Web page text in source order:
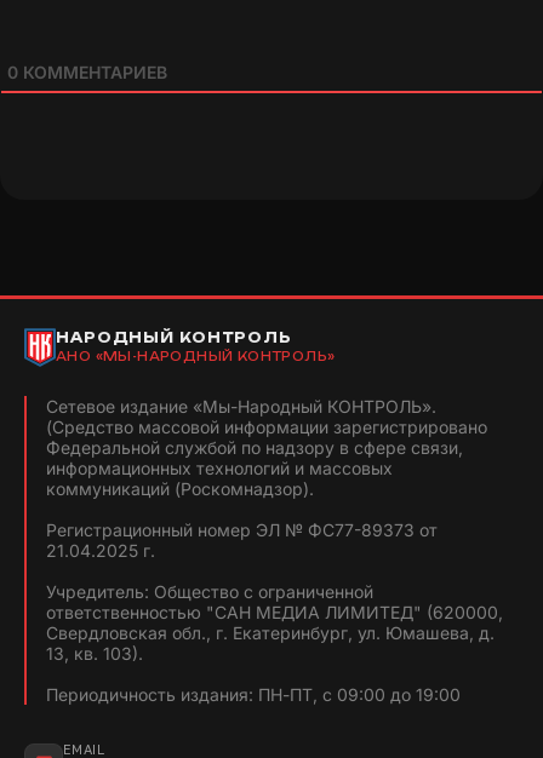
0 КОММЕНТАРИЕВ
НАРОДНЫЙ КОНТРОЛЬ
АНО «МЫ-НАРОДНЫЙ КОНТРОЛЬ»
Сетевое издание «Мы-Народный КОНТРОЛЬ».
(Средство массовой информации зарегистрировано
Федеральной службой по надзору в сфере связи,
информационных технологий и массовых
коммуникаций (Роскомнадзор).
Регистрационный номер ЭЛ № ФС77-89373 от
21.04.2025 г.
Учредитель: Общество с ограниченной
ответственностью "САН МЕДИА ЛИМИТЕД" (620000,
Свердловская обл., г. Екатеринбург, ул. Юмашева, д.
13, кв. 103).
Периодичность издания: ПН-ПТ, с 09:00 до 19:00
EMAIL